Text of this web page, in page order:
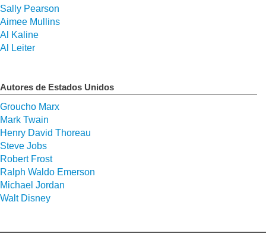
Sally Pearson
Aimee Mullins
Al Kaline
Al Leiter
Autores de Estados Unidos
Groucho Marx
Mark Twain
Henry David Thoreau
Steve Jobs
Robert Frost
Ralph Waldo Emerson
Michael Jordan
Walt Disney